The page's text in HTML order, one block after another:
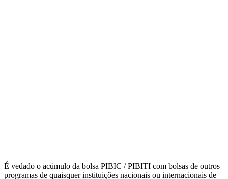
É vedado o acúmulo da bolsa PIBIC / PIBITI com bolsas de outros
programas de quaisquer instituições nacionais ou internacionais de